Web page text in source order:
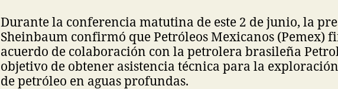
Durante la conferencia matutina de este 2 de junio, la
Sheinbaum confirmó que Petróleos Mexicanos (Pemex)
acuerdo de colaboración con la petrolera brasileña
objetivo de obtener asistencia técnica para la
de petróleo en aguas profundas.